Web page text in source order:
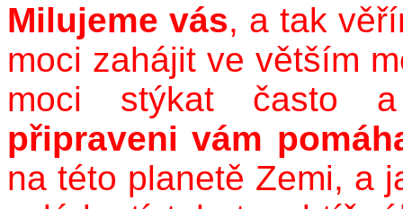
Milujeme vás, a tak
moci zahájit ve větším
moci stýkat často
připraveni vám
na této planetě Zemi, a